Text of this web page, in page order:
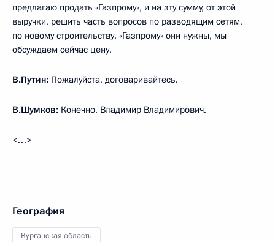
предлагаю продать «Газпрому», и на эту сумму, от этой
выручки, решить часть вопросов по разводящим сетям,
по новому строительству. «Газпрому» они нужны, мы
обсуждаем сейчас цену.
В.Путин: Пожалуйста, договаривайтесь.
В.Шумков: Конечно, Владимир Владимирович.
<…>
География
Курганская область